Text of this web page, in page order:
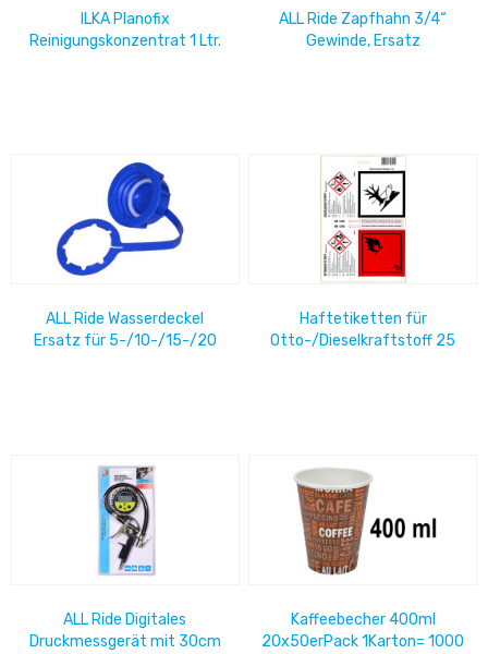
ILKA Planofix
Reinigungskonzentrat 1 Ltr.
ALL Ride Zapfhahn 3/4“
Gewinde, Ersatz
ALL Ride Wasserdeckel
Ersatz für 5-/10-/15-/20
Haftetiketten für
Otto-/Dieselkraftstoff 25
ALL Ride Digitales
Druckmessgerät mit 30cm
Kaffeebecher 400ml
20x50erPack 1Karton= 1000